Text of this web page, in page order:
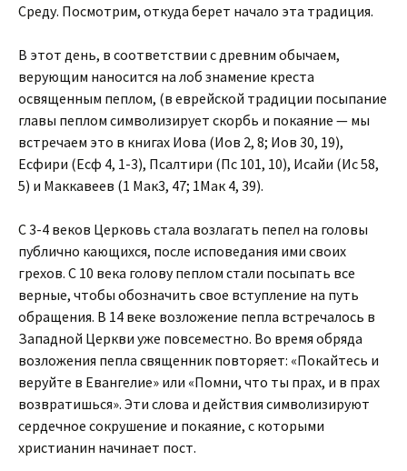
Среду. Посмотрим, откуда берет начало эта традиция.
В этот день, в соответствии с древним обычаем,
верующим наносится на лоб знамение креста
освященным пеплом, (в еврейской традиции посыпание
главы пеплом символизирует скорбь и покаяние — мы
встречаем это в книгах Иова (Иов 2, 8; Иов 30, 19),
Есфири (Есф 4, 1-3), Псалтири (Пс 101, 10), Исайи (Ис 58,
5) и Маккавеев (1 Мак3, 47; 1Мак 4, 39).
С 3-4 веков Церковь стала возлагать пепел на головы
публично кающихся, после исповедания ими своих
грехов. С 10 века голову пеплом стали посыпать все
верные, чтобы обозначить свое вступление на путь
обращения. В 14 веке возложение пепла встречалось в
Западной Церкви уже повсеместно. Во время обряда
возложения пепла священник повторяет: «Покайтесь и
веруйте в Евангелие» или «Помни, что ты прах, и в прах
возвратишься». Эти слова и действия символизируют
сердечное сокрушение и покаяние, с которыми
христианин начинает пост.